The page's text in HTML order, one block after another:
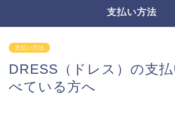
支払い方法
支払い方法
DRESS（ドレス）の支
べている方へ